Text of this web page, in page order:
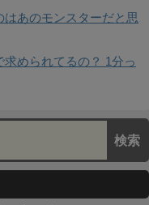
はあのモンスターだと思
求められてるの？ 1分っ